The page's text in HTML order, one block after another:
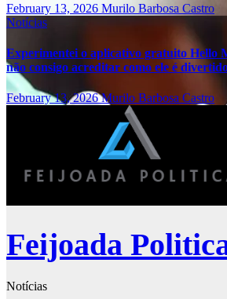
February 13, 2026 Murilo Barbosa Castro
Notícias
Experimentei o aplicativo gratuito Hello
não consigo acreditar como ele é
February 13, 2026Murilo Barbosa Castro
Feijoada
Notícias